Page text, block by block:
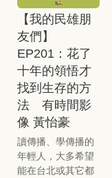
【我的民雄朋
友們】
EP201：花了
十年的領悟才
找到生存的方
法 有時間影
像 黃怡豪
讀傳播、學傳播的
年輕人，大多希望
能在台北或其它都